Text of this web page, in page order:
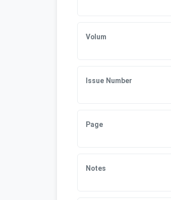
Volum
Issue Number
Page
Notes